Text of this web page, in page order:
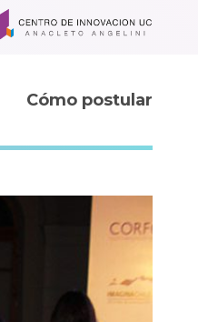
Cómo postular